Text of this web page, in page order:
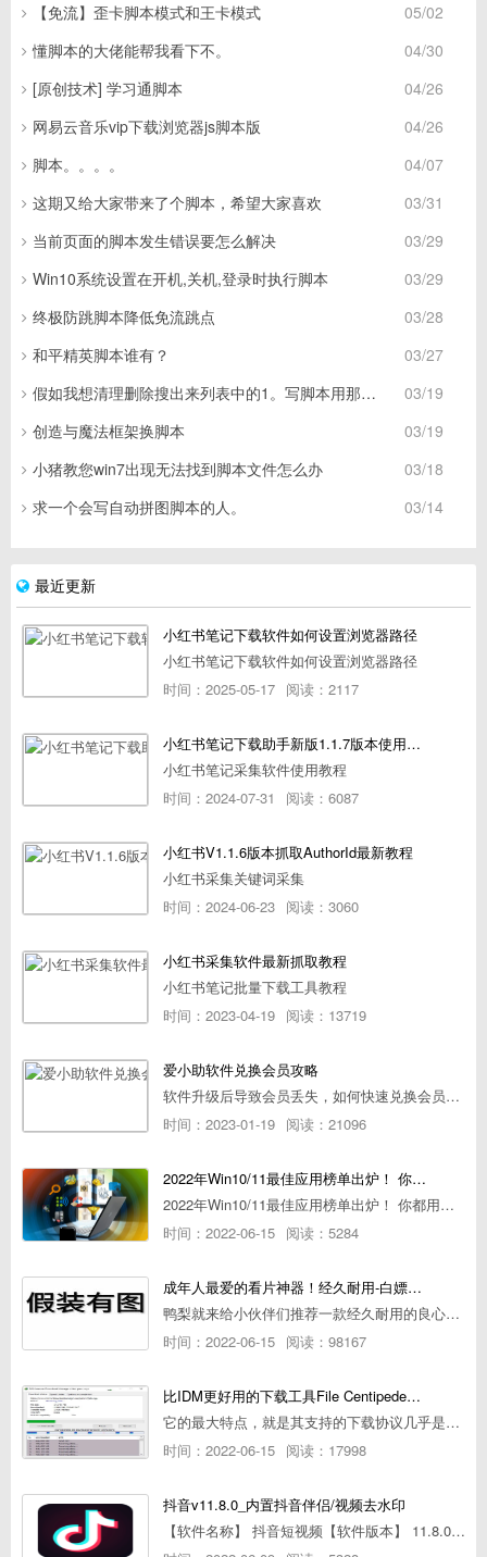
05/02
【免流】歪卡脚本模式和王卡模式
04/30
懂脚本的大佬能帮我看下不。
04/26
[原创技术] 学习通脚本
04/26
网易云音乐vip下载浏览器js脚本版
04/07
脚本。。。。
03/31
这期又给大家带来了个脚本，希望大家喜欢
03/29
当前页面的脚本发生错误要怎么解决
03/29
Win10系统设置在开机,关机,登录时执行脚本
03/28
终极防跳脚本降低免流跳点
03/27
和平精英脚本谁有？
03/19
假如我想清理删除搜出来列表中的1。写脚本用那个函数值，这样写可以
03/19
创造与魔法框架换脚本
03/18
小猪教您win7出现无法找到脚本文件怎么办
03/14
求一个会写自动拼图脚本的人。
最近更新
小红书笔记下载软件如何设置浏览器路径
小红书笔记下载软件如何设置浏览器路径
时间：2025-05-17 阅读：2117
小红书笔记下载助手新版1.1.7版本使用教程
小红书笔记采集软件使用教程
时间：2024-07-31
阅读：6087
小红书V1.1.6版本抓取AuthorId最新教程
小红书采集关键词采集
时间：2024-06-23 阅读：3060
小红书采集软件最新抓取教程
小红书笔记批量下载工具教程
时间：2023-04-19 阅读：13719
爱小助软件兑换会员攻略
软件升级后导致会员丢失，如何快速兑换会员详细攻略
时间：2023-01-19 阅读：21096
2022年Win10/11最佳应用榜单出炉！ 你都用过几个？
2022年Win10/11最佳应用榜单出炉！ 你都用过几个？
时间：2022-06-15 阅读：5284
成年人最爱的看片神器！经久耐用-白嫖全网资源
鸭梨就来给小伙伴们推荐一款经久耐用的良心播放器，资源齐全无广告，可以放心使用~
时间：2022-06-15 阅读：98167
比IDM更好用的下载工具File Centipede文件蜈蚣-秒杀迅雷-直接飞起！
它的最大特点，就是其支持的下载协议几乎是市面上最全面的，包括HTTP/FTP、BT种子、磁力链接，m3u8流任务（AES-128解密）。
时间：2022-06-15 阅读：17998
抖音v11.8.0_内置抖音伴侣/视频去水印
【软件名称】 抖音短视频【软件版本】 11.8.0【软件大小】 83.74M【是否Root】不需要【测试机型】PCML10 [oppo Reno Ace]【文字介绍】 抖音短视频app是一款很有意思娱